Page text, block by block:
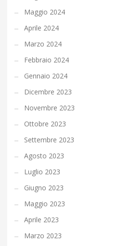
Maggio 2024
Aprile 2024
Marzo 2024
Febbraio 2024
Gennaio 2024
Dicembre 2023
Novembre 2023
Ottobre 2023
Settembre 2023
Agosto 2023
Luglio 2023
Giugno 2023
Maggio 2023
Aprile 2023
Marzo 2023